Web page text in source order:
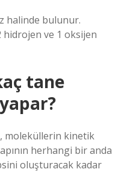
halinde bulunur.
hidrojen ve 1 oksijen
tane
moleküllerin kinetik
herhangi bir anda
oluşturacak kadar